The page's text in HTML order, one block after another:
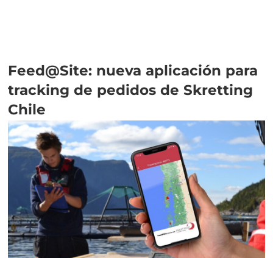
Feed@Site: nueva aplicación para
tracking de pedidos de Skretting
Chile